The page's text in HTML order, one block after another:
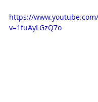
https://
v=1fuAyLGzQ7o